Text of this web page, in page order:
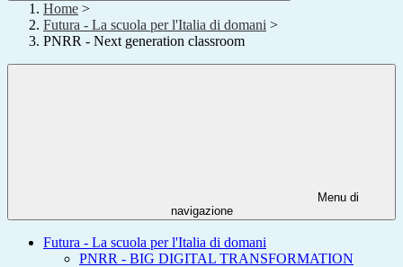
Home >
Futura - La scuola per l'Italia di domani >
PNRR - Next generation classroom
Menu di
navigazione
Futura - La scuola per l'Italia di domani
PNRR - BIG DIGITAL TRANSFORMATION